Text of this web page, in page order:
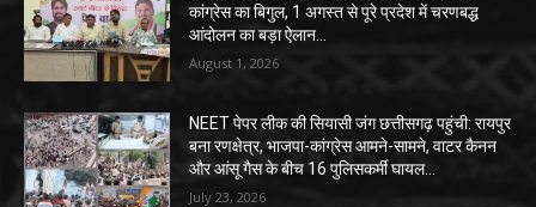
कांग्रेस का बिगुल, 1 अगस्त से पूरे प्रदेश में चरणबद्ध
आंदोलन का बड़ा ऐलान…
August 1, 2026
NEET पेपर लीक की सियासी जंग छत्तीसगढ़ पहुंची: रायपुर
बना रणक्षेत्र, भाजपा-कांग्रेस आमने-सामने, वाटर कैनन
और आंसू गैस के बीच 16 पुलिसकर्मी घायल…
July 23, 2026